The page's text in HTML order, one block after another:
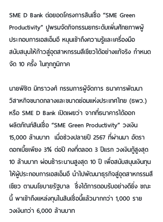
SME D Bank ต่อยอดโครงการสินเชื่อ “SME Green
Productivity” ปูพรมจัดกิจกรรมยกระดับเพิ่มศักยภาพผู้
ประกอบการเอสเอ็มอี หนุนเข้าถึงความรู้และเครื่องมือ
สนับสนุนให้ก้าวสู่อุตสาหกรรมสีเขียวได้อย่างแท้จริง กำหนด
จัด 10 ครั้ง ในทุกภูมิภาค
นายพิชิต มิทราวงศ์ กรรมการผู้จัดการ ธนาคารพัฒนา
วิสาหกิจขนาดกลางและขนาดย่อมแห่งประเทศไทย (ธพว.)
หรือ SME D Bank เปิดเผยว่า จากที่ธนาคารได้ออก
ผลิตภัณฑ์สินเชื่อ “SME Green Productivity” วงเงิน
15,000 ล้านบาท  เมื่อช่วงปลายปี 2567 ที่ผ่านมา อัตรา
ดอกเบี้ยเพียง 3% ต่อปี คงที่ตลอด 3 ปีแรก วงเงินกู้สูงสุด
10 ล้านบาท ผ่อนชำระนานสูงสุด 10 ปี เพื่อสนับสนุนเงินทุน
ให้ผู้ประกอบการเอสเอ็มอี นำไปพัฒนาธุรกิจสู่อุตสาหกรรมสี
เขียว ตามนโยบายรัฐบาล  ซึ่งได้การตอบรับอย่างดียิ่ง ขณะ
นี้ พาเข้าถึงแหล่งทุนในสินเชื่อนี้แล้วมากกว่า 1,000 ราย
วงเงินกว่า 6,000 ล้านบาท